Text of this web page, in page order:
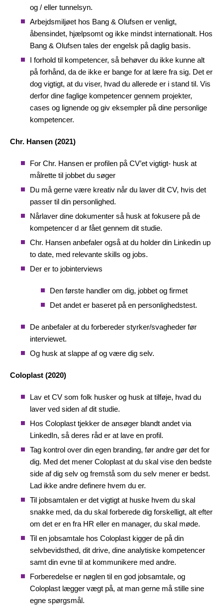
og / eller tunnelsyn.
Arbejdsmiljøet hos Bang & Olufsen er venligt,
åbensindet, hjælpsomt og ikke mindst internationalt. Hos
Bang & Olufsen tales der engelsk på daglig basis.
I forhold til kompetencer, så behøver du ikke kunne alt
på forhånd, da de ikke er bange for at lære fra sig. Det er
dog vigtigt, at du viser, hvad du allerede er i stand til. Vis
derfor dine faglige kompetencer gennem projekter,
cases og lignende og giv eksempler på dine personlige
kompetencer.
Chr. Hansen (2021)
For Chr. Hansen er profilen på CV’et vigtigt- husk at
målrette til jobbet du søger
Du må gerne være kreativ når du laver dit CV, hvis det
passer til din personlighed.
Nårlaver dine dokumenter så husk at fokusere på de
kompetencer d ar fået gennem dit studie.
Chr. Hansen anbefaler også at du holder din Linkedin up
to date, med relevante skills og jobs.
Der er to jobinterviews
Den første handler om dig, jobbet og firmet
Det andet er baseret på en personlighedstest.
De anbefaler at du forbereder styrker/svagheder før
interviewet.
Og husk at slappe af og være dig selv.
Coloplast (2020)
Lav et CV som folk husker og husk at tilføje, hvad du
laver ved siden af dit studie.
Hos Coloplast tjekker de ansøger blandt andet via
LinkedIn, så deres råd er at lave en profil.
Tag kontrol over din egen branding, før andre gør det for
dig. Med det mener Coloplast at du skal vise den bedste
side af dig selv og fremstå som du selv mener er bedst.
Lad ikke andre definere hvem du er.
Til jobsamtalen er det vigtigt at huske hvem du skal
snakke med, da du skal forberede dig forskelligt, alt efter
om det er en fra HR eller en manager, du skal møde.
Til en jobsamtale hos Coloplast kigger de på din
selvbevidsthed, dit drive, dine analytiske kompetencer
samt din evne til at kommunikere med andre.
Forberedelse er nøglen til en god jobsamtale, og
Coloplast lægger vægt på, at man gerne må stille sine
egne spørgsmål.